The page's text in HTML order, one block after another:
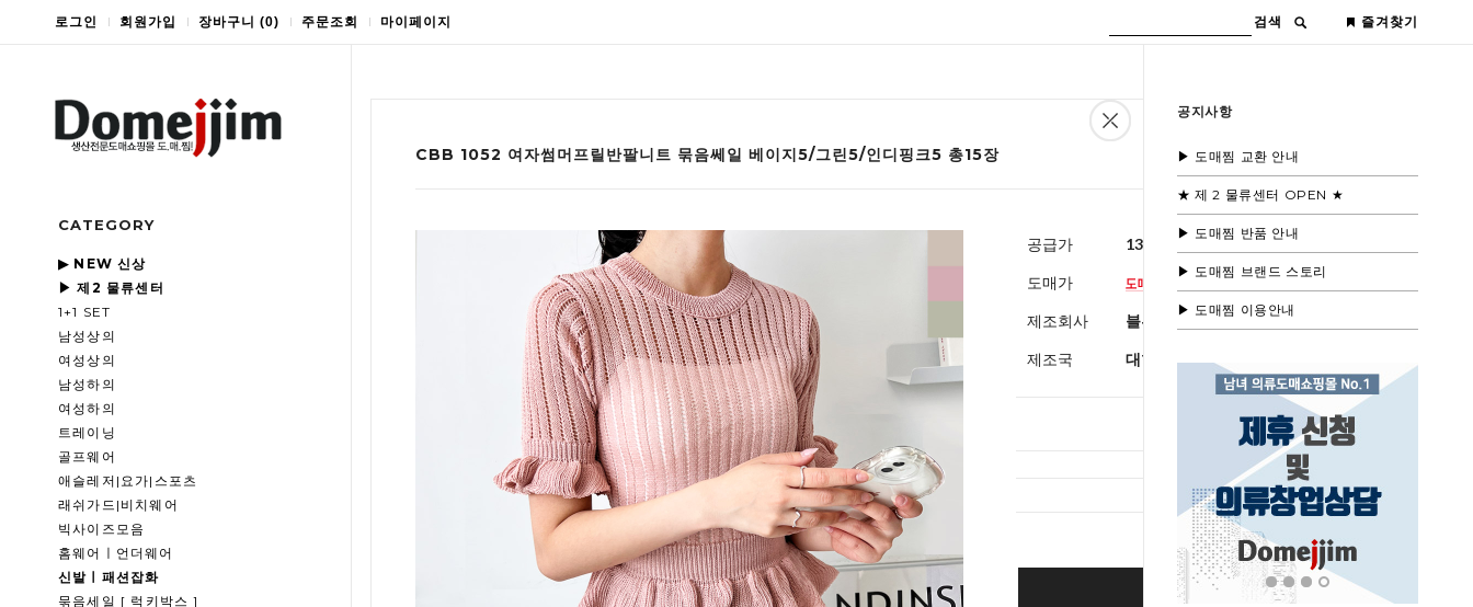
로그인 회원가입 장바구니 (0) 주문조회 마이페이지 검색 즐겨찾기
CATEGORY
▶ NEW 신상
▶ 제2 물류센터
1+1 SET
남성상의
여성상의
남성하의
여성하의
트레이닝
골프웨어
애슬레저|요가|스포츠
래쉬가드|비치웨어
빅사이즈모음
홈웨어ㅣ언더웨어
신발ㅣ패션잡화
묶음세일 [ 럭키박스 ]
공지사항
▶ 도매찜 교환 안내
★ 제 2 물류센터 OPEN ★
▶ 도매찜 반품 안내
▶ 도매찜 브랜드 스토리
▶ 도매찜 이용안내
CBB 1052 여자썸머프릴반팔니트 묶음쎄일 베이지5/그린5/인디핑크5 총15장
공급가 13,600원(부가세별도)
도매가
제조회사 블루모드제휴사
제조국 대한민국
BUY IT NOW